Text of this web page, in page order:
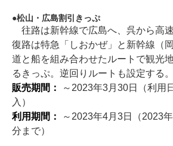
松山・広島割引きっぷ
往路は新幹線で広島へ、呉から高速
復路は特急「しおかぜ」と新幹線（
道と船を組み合わせたルートで観光
るきっぷ。逆回りルートも設定する。
販売期間：
～2023年3月30日（利用
入）
利用期間：
～2023年4月3日（2023
分まで）